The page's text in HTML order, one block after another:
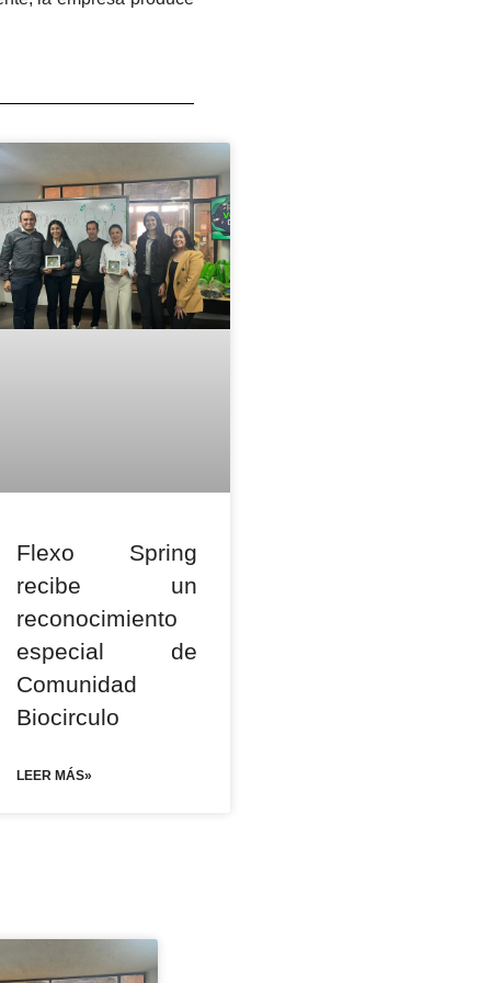
Flexo Spring
recibe un
reconocimiento
especial de
Comunidad
Biocirculo
LEER MÁS»